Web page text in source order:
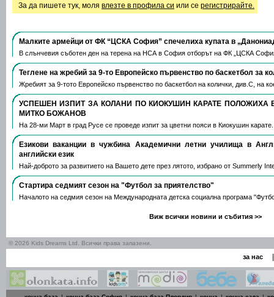
За да пишете тук, моля влезте в профила си или се регистрирайте.
Малките армейци от ФК “ЦСКА София” спечелиха купата в
В слънчевия съботен ден на терена на НСА в София отборът на ФК „ЦСКА
Теглене на жребий за 9-то Европейско първенство по баскетбол за
Жребият за 9-тото Европейско първенство по баскетбол на колички, див.С, на
УСПЕШЕН ИЗПИТ ЗА КОЛАНИ ПО КИОКУШИН КАРАТЕ ПОЛОЖИХА
МИТКО БОЖАНОВ
На 28-ми Март в град Русе се проведе изпит за цветни пояси в Киокушин
Езикови ваканции​ в чужбина Академични летни училища в
английски език
Най-доброто за развитието на Вашето дете през лятото, избрано от Summerly
Стартира седмият сезон на "Футбол за приятелство"
Началото на седмия сезон на Международната детска социална програма
Виж всички новини и събития >>
© 2026 Kids Dreams Ltd. Всички права запазени.
за нас |